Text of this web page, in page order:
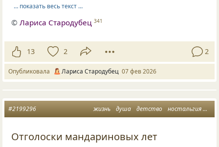
… показать весь текст …
©Лариса Стародубец 341
13 2 2
Опубликовала Лариса Стародубец 07 фев 2026
жизнь душа детство ностальгия
#2199296
Отголоски мандариновых лет